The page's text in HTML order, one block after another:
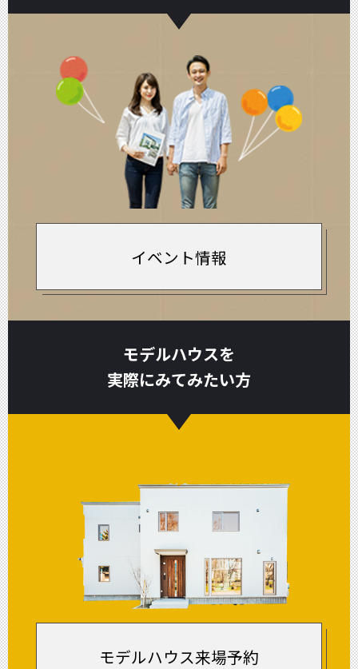
イベント情報
モデルハウスを
実際にみてみたい方
モデルハウス来場予約